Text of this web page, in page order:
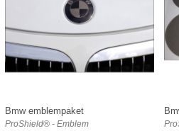
Bmw emblempaket
ProShield® - Emblem